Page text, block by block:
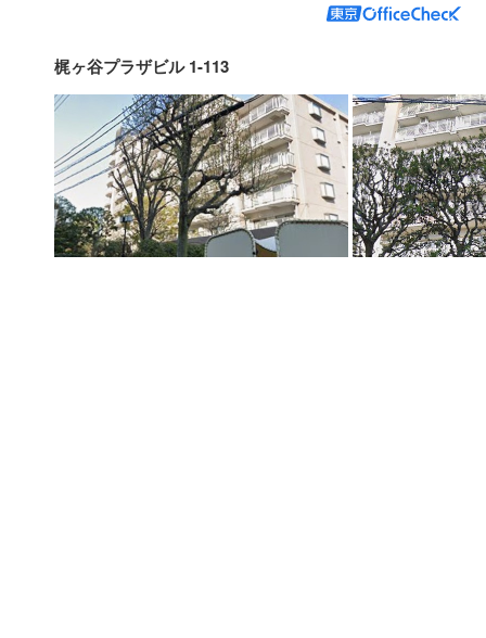
梶ヶ谷プラザビル 1-113